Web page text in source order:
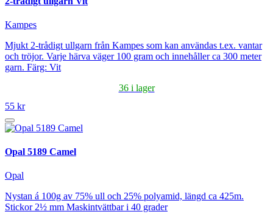
Kampes
Mjukt 2-trådigt ullgarn från Kampes som kan användas t.ex. vantar
och tröjor. Varje härva väger 100 gram och innehåller ca 300 meter
garn. Färg: Vit
36 i lager
55 kr
Opal 5189 Camel
Opal
Nystan á 100g av 75% ull och 25% polyamid, längd ca 425m.
Stickor 2½ mm Maskintvättbar i 40 grader